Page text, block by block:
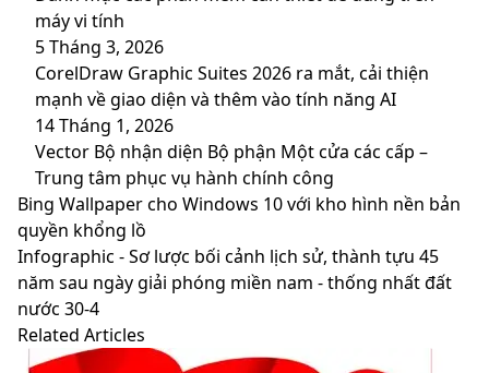
máy vi tính
5 Tháng 3, 2026
CorelDraw Graphic Suites 2026 ra mắt, cải thiện
mạnh về giao diện và thêm vào tính năng AI
14 Tháng 1, 2026
Vector Bộ nhận diện Bộ phận Một cửa các cấp –
Trung tâm phục vụ hành chính công
Bing
Wallpaper
cho
Windows
10
với
kho
Bing Wallpaper cho Windows 10 với kho hình nền bản
quyền khổng lồ
Infographic
-
Sơ
lược
bối
Infographic - Sơ lược bối cảnh lịch sử, thành tựu 45
năm sau ngày giải phóng miền nam - thống nhất đất
nước 30-4
Related Articles